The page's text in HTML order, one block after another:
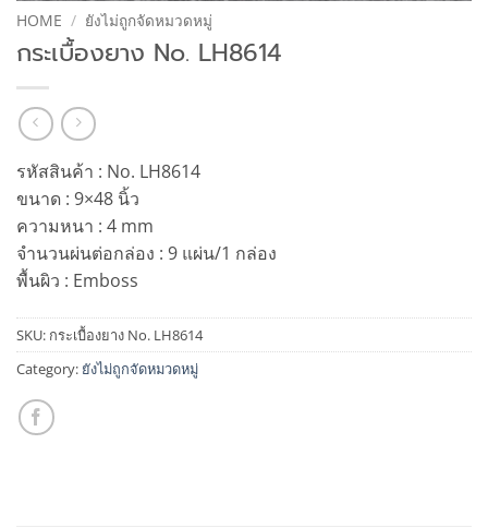
HOME / ยังไม่ถูกจัดหมวดหมู่
กระเบื้องยาง No. LH8614
รหัสสินค้า : No. LH8614
ขนาด : 9×48 นิ้ว
ความหนา : 4 mm
จำนวนผ่นต่อกล่อง : 9 แผ่น/1 กล่อง
พื้นผิว : Emboss
SKU: กระเบื้องยาง No. LH8614
Category: ยังไม่ถูกจัดหมวดหมู่